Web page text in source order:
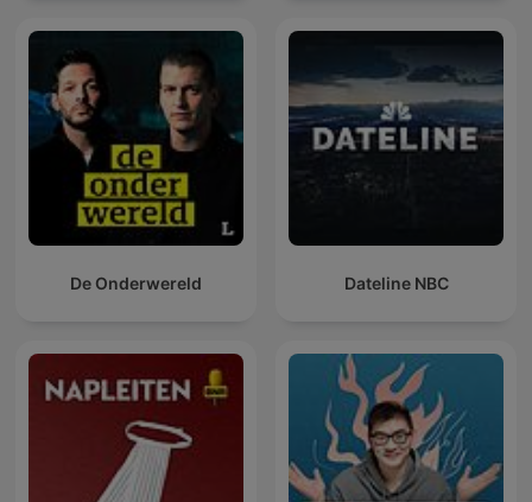
De Onderwereld Dateline NBC